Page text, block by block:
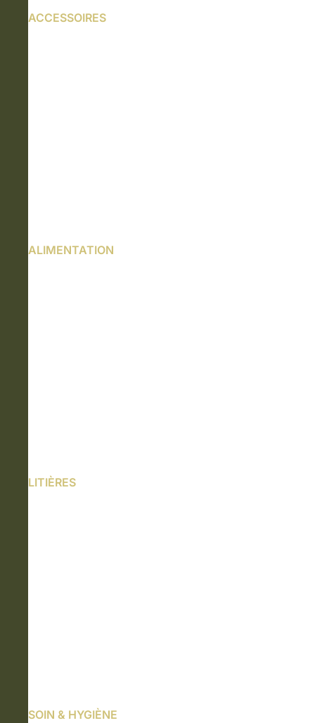
ACCESSOIRES
ALIMENTATION
LITIÈRES
SOIN & HYGIÈNE